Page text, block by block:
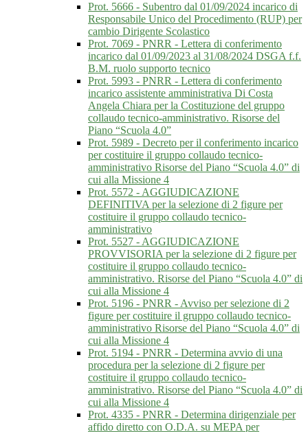
Prot. 5666 - Subentro dal 01/09/2024 incarico di
Responsabile Unico del Procedimento (RUP) per
cambio Dirigente Scolastico
Prot. 7069 - PNRR - Lettera di conferimento
incarico dal 01/09/2023 al 31/08/2024 DSGA f.f.
B.M. ruolo supporto tecnico
Prot. 5993 - PNRR - Lettera di conferimento
incarico assistente amministrativa Di Costa
Angela Chiara per la Costituzione del gruppo
collaudo tecnico-amministrativo. Risorse del
Piano “Scuola 4.0”
Prot. 5989 - Decreto per il conferimento incarico
per costituire il gruppo collaudo tecnico-
amministrativo Risorse del Piano “Scuola 4.0” di
cui alla Missione 4
Prot. 5572 - AGGIUDICAZIONE
DEFINITIVA per la selezione di 2 figure per
costituire il gruppo collaudo tecnico-
amministrativo
Prot. 5527 - AGGIUDICAZIONE
PROVVISORIA per la selezione di 2 figure per
costituire il gruppo collaudo tecnico-
amministrativo. Risorse del Piano “Scuola 4.0” di
cui alla Missione 4
Prot. 5196 - PNRR - Avviso per selezione di 2
figure per costituire il gruppo collaudo tecnico-
amministrativo Risorse del Piano “Scuola 4.0” di
cui alla Missione 4
Prot. 5194 - PNRR - Determina avvio di una
procedura per la selezione di 2 figure per
costituire il gruppo collaudo tecnico-
amministrativo. Risorse del Piano “Scuola 4.0” di
cui alla Missione 4
Prot. 4335 - PNRR - Determina dirigenziale per
affido diretto con O.D.A. su MEPA per